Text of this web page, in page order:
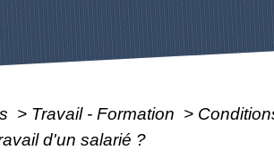
> Travail - Formation >
d'un salarié ?